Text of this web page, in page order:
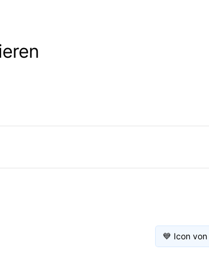
💙 Icon von